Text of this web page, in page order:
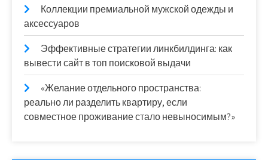
Коллекции премиальной мужской одежды и
аксессуаров
Эффективные стратегии линкбилдинга: как
вывести сайт в топ поисковой выдачи
«Желание отдельного пространства:
реально ли разделить квартиру, если
совместное проживание стало невыносимым?»